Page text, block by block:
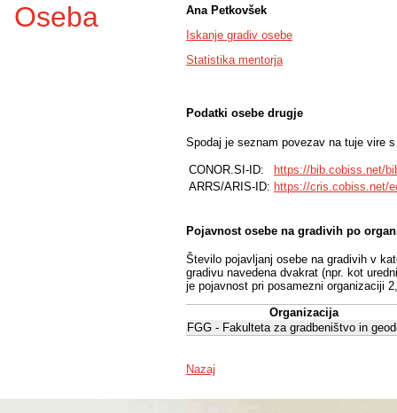
Oseba
Ana Petkovšek
Iskanje gradiv osebe
Statistika mentorja
Podatki osebe drugje
Spodaj je seznam povezav na tuje vire
CONOR.SI-ID:
https://bib.cobiss.net/
ARRS/ARIS-ID: https://cris.cobiss.net/
Pojavnost osebe na gradivih po
Število pojavljanj osebe na gradivih v
gradivu navedena dvakrat (npr. kot
je pojavnost pri posamezni organizaciji
Organizacija
FGG - Fakulteta za gradbeništvo in
Nazaj